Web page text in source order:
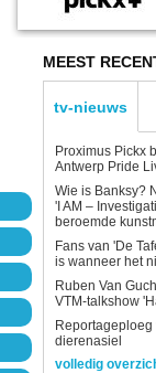
MEEST
tv-nieuws
Proximus Pickx
Antwerp Pride
Wie is Banksy?
'I AM –
beroemde
Fans van 'De
is wanneer het
Ruben Van
VTM-talkshow
dierenasiel
volledig